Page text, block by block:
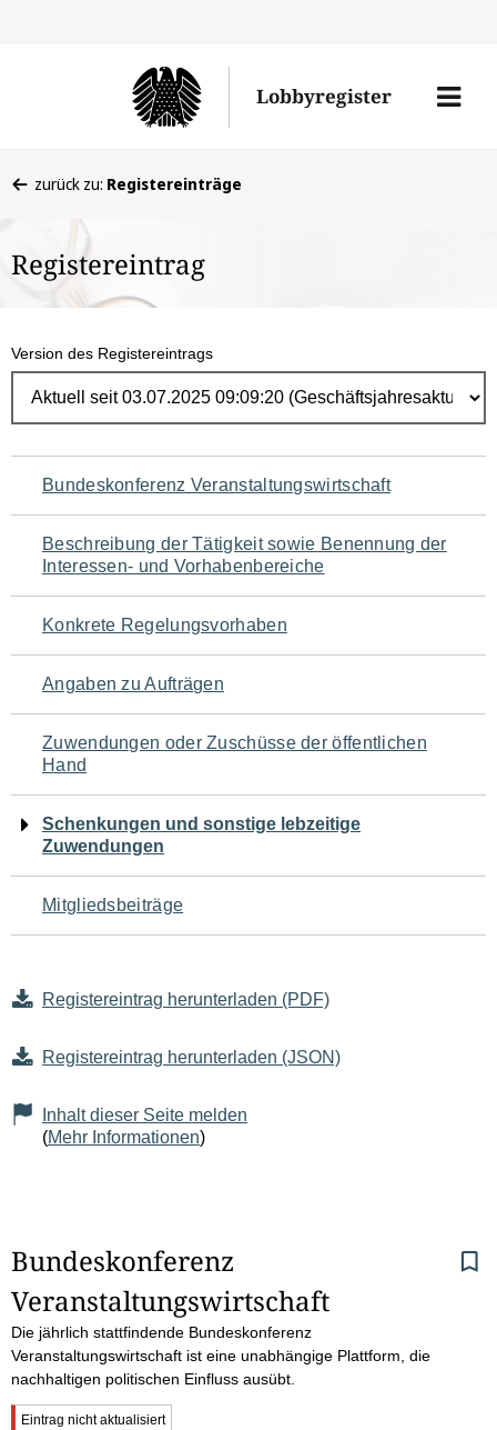
Lobbyregister
Menü
befinden
hier:
zurück zu: Registereinträge
Registereintrag
Version des Registereintrags
Navigation
für
den
Seiteninhalt
Bundeskonferenz Veranstaltungswirtschaft
Beschreibung der Tätigkeit sowie Benennung der
Interessen- und Vorhabenbereiche
Konkrete Regelungsvorhaben
Angaben zu Aufträgen
Zuwendungen oder Zuschüsse der öffentlichen
Hand
Schenkungen und sonstige lebzeitige
Zuwendungen
Mitgliedsbeiträge
Registereintrag herunterladen (PDF)
Registereintrag herunterladen (JSON)
Inhalt dieser Seite melden
(Mehr Informationen)
S
e
i
t
Bundeskonferenz
Veranstaltungswirtschaft
Die jährlich stattfindende Bundeskonferenz
Veranstaltungswirtschaft ist eine unabhängige Plattform, die
nachhaltigen politischen Einfluss ausübt.
W
Eintrag nicht aktualisiert